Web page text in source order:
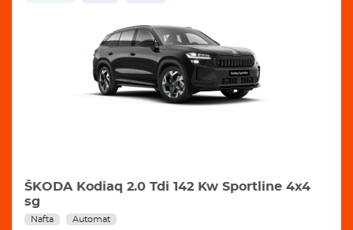
ŠKODA Kodiaq 2.0 Tdi 142 Kw Excl. Selection
4x4 Dsg
Nafta Automat